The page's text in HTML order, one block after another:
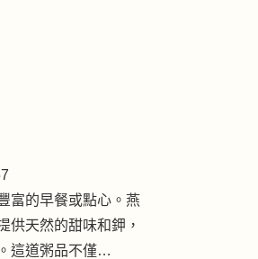
富的早餐或點心。燕
供天然的甜味和鉀，
這道粥品不僅…